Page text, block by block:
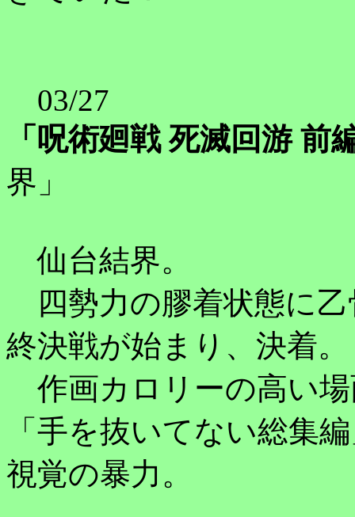
03/27
「呪術廻戦 死滅回游 前
界」
仙台結界。
四勢力の膠着状態に
終決戦が始まり、決着。
作画カロリーの高い
「手を抜いてない総集
視覚の暴力。